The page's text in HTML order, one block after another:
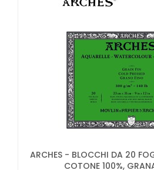
ARCHES - BLOCCHI DA 20
COTONE 100%,